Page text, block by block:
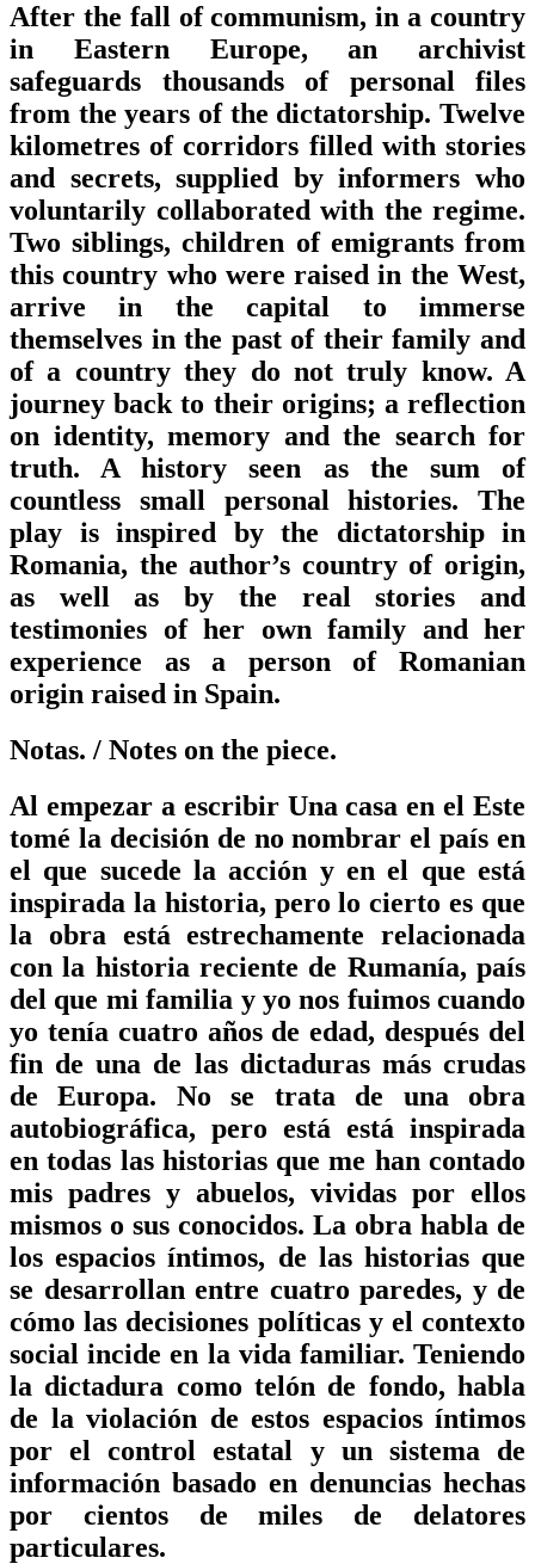
After the fall of communism, in a country
in Eastern Europe, an archivist
safeguards thousands of personal files
from the years of the dictatorship. Twelve
kilometres of corridors filled with stories
and secrets, supplied by informers who
voluntarily collaborated with the regime.
Two siblings, children of emigrants from
this country who were raised in the West,
arrive in the capital to immerse
themselves in the past of their family and
of a country they do not truly know. A
journey back to their origins; a reflection
on identity, memory and the search for
truth. A history seen as the sum of
countless small personal histories. The
play is inspired by the dictatorship in
Romania, the author’s country of origin,
as well as by the real stories and
testimonies of her own family and her
experience as a person of Romanian
origin raised in Spain.
Notas. / Notes on the piece.
Al empezar a escribir Una casa en el Este
tomé la decisión de no nombrar el país en
el que sucede la acción y en el que está
inspirada la historia, pero lo cierto es que
la obra está estrechamente relacionada
con la historia reciente de Rumanía, país
del que mi familia y yo nos fuimos cuando
yo tenía cuatro años de edad, después del
fin de una de las dictaduras más crudas
de Europa. No se trata de una obra
autobiográfica, pero está está inspirada
en todas las historias que me han contado
mis padres y abuelos, vividas por ellos
mismos o sus conocidos. La obra habla de
los espacios íntimos, de las historias que
se desarrollan entre cuatro paredes, y de
cómo las decisiones políticas y el contexto
social incide en la vida familiar. Teniendo
la dictadura como telón de fondo, habla
de la violación de estos espacios íntimos
por el control estatal y un sistema de
información basado en denuncias hechas
por cientos de miles de delatores
particulares.